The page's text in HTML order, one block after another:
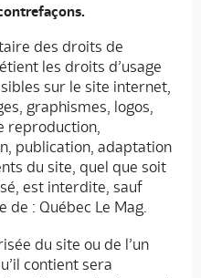
des droits de
les droits d’usage
sur le site internet,
graphismes, logos,
reproduction,
publication, adaptation
du site, quel que soit
est interdite, sauf
: Québec Le Mag.
du site ou de l’un
contient sera